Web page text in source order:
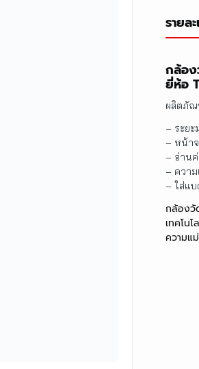
รายล
กล้อ
ยี่ห้อ
ผลิตภัณ
– ระย
– หน้า
– อ่านค่
– ควา
– ใส่แบ
กล้องวั
เทคโน
ความแ